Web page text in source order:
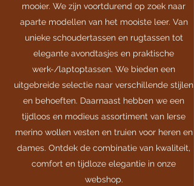
mooier. We zijn voortdurend op zoek naar
aparte modellen van het mooiste leer. Van
unieke schoudertassen en rugtassen tot
elegante avondtasjes en praktische
werk-/laptoptassen. We bieden een
uitgebreide selectie naar verschillende stijlen
en behoeften. Daarnaast hebben we een
tijdloos en modieus assortiment van Ierse
merino wollen vesten en truien voor heren en
dames. Ontdek de combinatie van kwaliteit,
comfort en tijdloze elegantie in onze
webshop.